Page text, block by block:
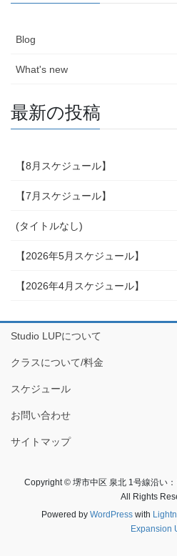
Blog
What's new
最新の投稿
【8月スケジュール】
【7月スケジュール】
(タイトルなし)
【2026年5月スケジュール】
【2026年4月スケジュール】
Studio LUPについて
クラスについて/料金
スケジュール
お問い合わせ
サイトマップ
Copyright © 堺市中区 泉北 1号線沿い
All Rights
Powered by WordPresswith
Expansion